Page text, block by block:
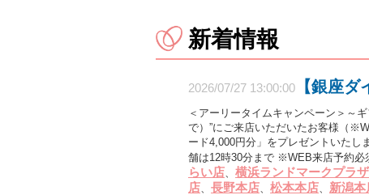
新着情報
2026/07/27 13:00:00 【銀座
＜アーリータイムキャンペーン＞～
で）”にご来店いただいたお客様（
ード4,000円分」をプレゼントいた
舗は12時30分まで ※WEB来店予約必
らい店、 横浜ランドマークプラ
店、 長野本店、 松本本店、 新潟本